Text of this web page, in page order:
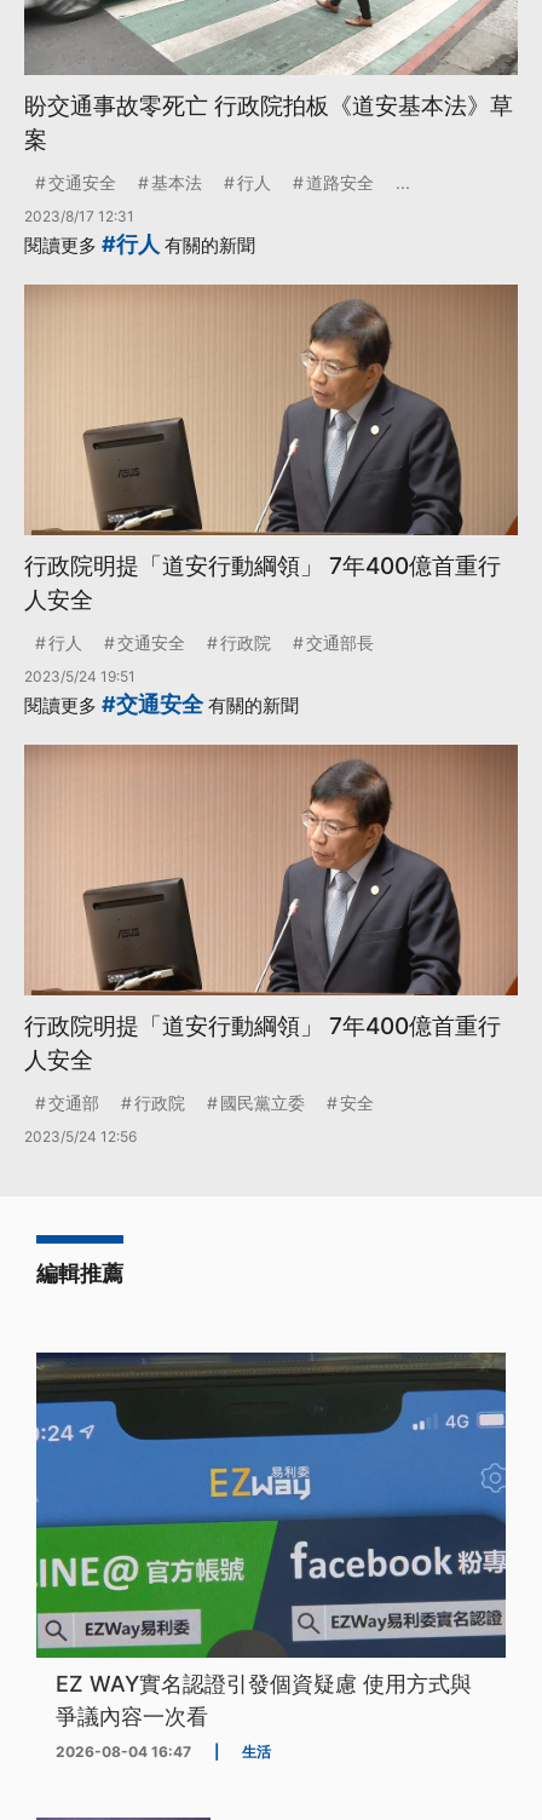
盼交通事故零死亡 行政院拍板《道安基本法》草
案
交通安全 基本法 行人 道路安全 ...
2023/8/17 12:31
閱讀更多 #行人 有關的新聞
行政院明提「道安行動綱領」 7年400億首重行
人安全
行人 交通安全 行政院 交通部長
2023/5/24 19:51
閱讀更多 #交通安全有關的新聞
行政院明提「道安行動綱領」 7年400億首重行
人安全
交通部 行政院 國民黨立委 安全
2023/5/24 12:56
編輯推薦
EZ WAY實名認證引發個資疑慮 使用方式與
爭議內容一次看
2026-08-04 16:47 生活